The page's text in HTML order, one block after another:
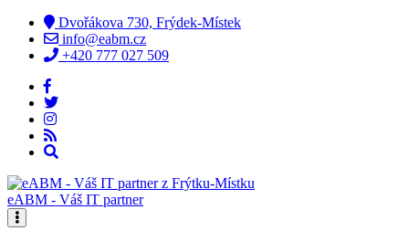
Dvořákova 730, Frýdek-Místek
info@eabm.cz
+420 777 027 509
eABM - Váš IT partner